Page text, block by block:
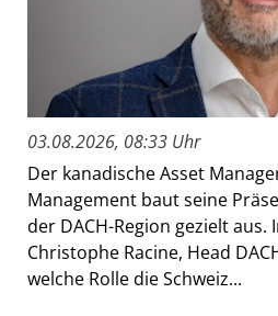
03.08.2026, 08:33 Uhr
Der kanadische Asset
Management baut seine
der DACH-Region gezielt
Christophe Racine, Head
welche Rolle die Schweiz...